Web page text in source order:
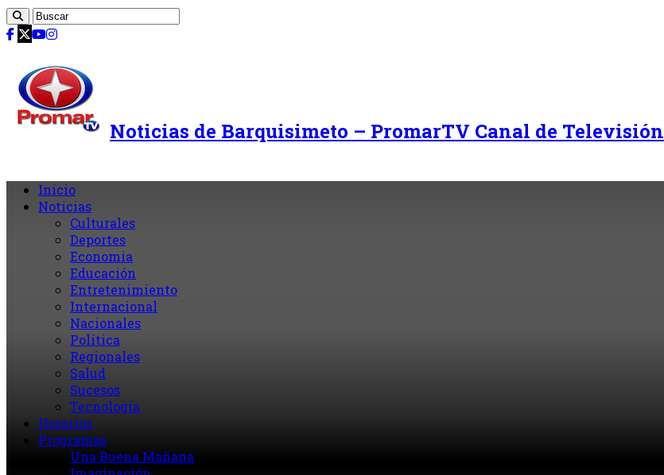
Noticias de Barquisimeto – PromarTV Canal de Televisión
Inicio
Noticias
Culturales
Deportes
Economia
Educación
Entretenimiento
Internacional
Nacionales
Política
Regionales
Salud
Sucesos
Tecnología
Horarios
Programas
Una Buena Mañana